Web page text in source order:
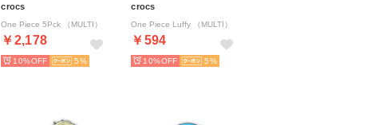
crocs
One Piece 5Pck （MULTI）
￥2,178
10% 5
crocs
One Piece Luffy （MULTI）
￥594
10% 5